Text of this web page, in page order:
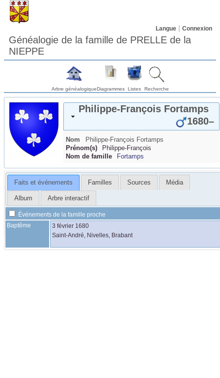
Langue Connexion
Généalogie de la famille de PRELLE de la
NIEPPE
Arbre généalogiqueDiagrammes Listes Recherche
Philippe-François Fortamps
1680–
Nom Philippe-François Fortamps
Prénom(s)
Philippe-François
Nom de famille
Fortamps
Faits et événements Familles Sources Média
Album Arbre interactif
Événements de la famille proche
Baptême
3 février 1680
Saint-André, Nivelles, Brabant